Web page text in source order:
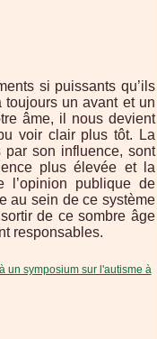
si puissants qu’ils
toujours un avant et un
âme, il nous devient
voir clair plus tôt. La
par son influence, sont
plus élevée et la
l’opinion publique de
au sein de ce système
de ce sombre âge
responsables.